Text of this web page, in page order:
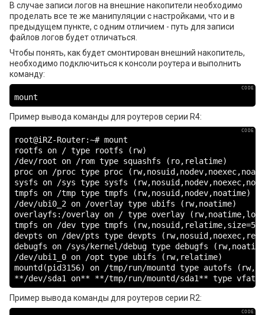
В случае записи логов на внешние накопители необходимо
проделать все те же манипуляции с настройками, что и в
предыдущем пункте, с одним отличием - путь для записи
файлов логов будет отличаться.
Чтобы понять, как будет смонтирован внешний накопитель,
необходимо подключиться к консоли роутера и выполнить
команду:
mount
Пример вывода команды для роутеров серии R4:
root@iRZ-Router:~# mount
rootfs on / type rootfs (rw)
/dev/root on /rom type squashfs (ro,relatime)
proc on /proc type proc
sysfs on /sys type sysfs
tmpfs on /tmp type tmpfs (rw,nosuid,nodev,noatime)
/dev/ubi0_2 on /overlay type ubifs (rw,noatime)
overlayfs:/overlay on / type overlay
tmpfs on /dev type tmpfs
devpts on /dev/pts type devpts
debugfs on /sys/kernel/debug type debugfs
/dev/ubi1_0 on /opt type ubifs (rw,relatime)
mountd(pid3156) on /tmp/run/mountd type autofs
**/dev/sda1 on** **/tmp/run/mountd/sda1** type vfat
Пример вывода команды для роутеров серии R2: